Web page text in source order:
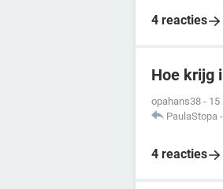
4 reacties
Hoe krijg
opahans38 - 15
PaulaStopa -
4 reacties